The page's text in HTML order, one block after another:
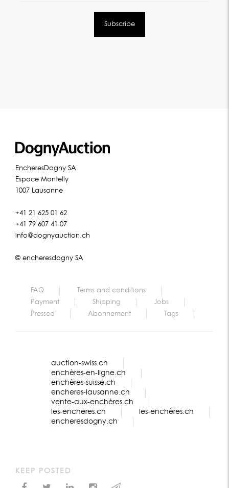
EncheresDogny SA
Espace Montelly
1007 Lausanne
+41 21 625 01 62
+41 79 607 41 07
info@dognyauction.ch
© encheresdogny SA
FAQ
Terms and conditions
Payment
Shipping
Jobs
Pressed
Abonnement Tags
auction-swiss.ch
enchères-en-ligne.ch
enchères-suisse.ch
encheres-lausanne.ch
vente-aux-enchères.ch
les-encheres.ch
les-enchères.ch
encheresdogny.ch
KEEP POSTED